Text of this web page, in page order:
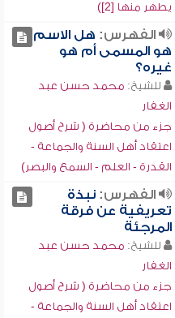
يطهر منها [2])
الفهرس: هل الاسم
هو المسمى أم هو
غيره؟
للشيخ: محمد حسن عبد
الغفار
جزء من محاضرة ( شرح أصول
اعتقاد أهل السنة والجماعة -
القدرة - العلم - السمع والبصر)
الفهرس:نبذة
تعريفية عن فرقة
المرجئة
للشيخ: محمد حسن عبد
الغفار
جزء من محاضرة ( شرح أصول
اعتقاد أهل السنة والجماعة -